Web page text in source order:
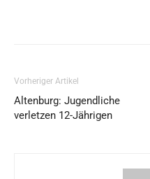
Vorheriger Artikel
Altenburg: Jugendliche
verletzen 12-Jährigen